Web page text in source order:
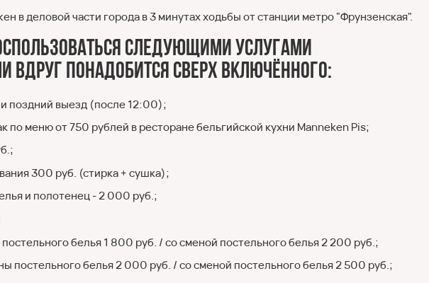
в деловой части города в 3 минутах ходьбы от станции метро "Фрунзенская".
следующими услугами
вдруг понадобится сверх включённого:
поздний выезд (после 12:00);
по меню от 750 рублей в ресторане бельгийской кухни Manneken Pis;
300 руб. (стирка + сушка);
и полотенец - 2 000 руб.;
белья 1 800 руб. / со сменой постельного белья 2 200 руб.;
постельного белья 2 000 руб. / со сменой постельного белья 2 500 руб.;